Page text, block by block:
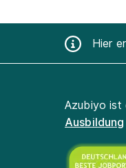
Hier
Azubiyo ist
Ausbildung